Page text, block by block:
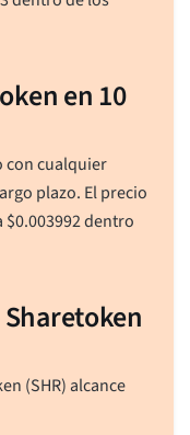
en 10
con cualquier
plazo. El precio
$0.003992dentro
Sharetoken
(SHR) alcance